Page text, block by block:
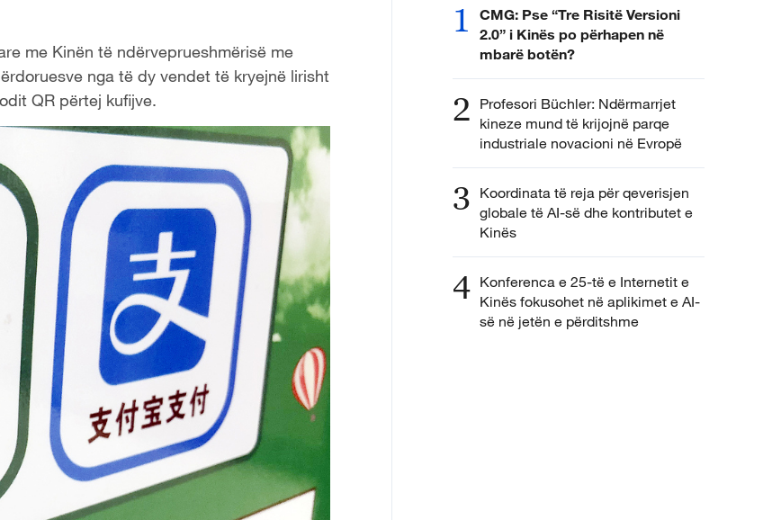
me Kinën të ndërveprueshmërisë me
nga të dy vendet të kryejnë lirisht
QR përtej kufijve.
1
CMG: Pse “Tre Risitë Versioni
2.0” i Kinës po përhapen në
mbarë botën?
2 Profesori Büchler: Ndërmarrjet
kineze mund të krijojnë parqe
industriale novacioni në Evropë
3 Koordinata të reja për qeverisjen
globale të AI-së dhe kontributet e
Kinës
4 Konferenca e 25-të e Internetit e
Kinës fokusohet në aplikimet e AI-
së në jetën e përditshme